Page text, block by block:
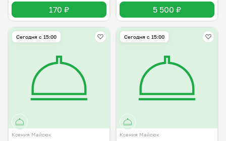
170 ₽ 5 500 ₽
Сегодня с 15:00
Ксения Майсюк
Сегодня с 15:00
Ксения Майсюк